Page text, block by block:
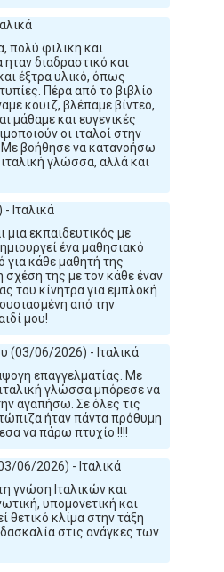
πολύ φιλικη και
διαδραστικό και
έξτρα υλικό, όπως
Πέρα από το βιβλίο
κουιζ, βλέπαμε βίντεο,
μάθαμε και ευγενικές
οι ιταλοί στην
Με βοήθησε να κατανοήσω
γλώσσα, αλλά και
Ιταλικά
μια εκπαιδευτικός με
ένα μαθησιακό
για κάθε μαθητή της
σχέση της με τον κάθε έναν
του κίνητρα για εμπλοκή
από την
μου!
(03/06/2026) - Ιταλικά
επαγγελματίας. Με
γλώσσα μπόρεσε να
αγαπήσω. Σε όλες τις
ήταν πάντα πρόθυμη
να πάρω πτυχίο !!!!
06/2026) - Ιταλικά
γνώση Ιταλικών και
υπομονετική και
θετικό κλίμα στην τάξη
στις ανάγκες των